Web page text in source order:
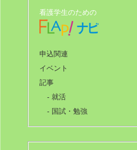
看護学生のための
申込関連
イベント
記事
- 就活
- 国試・勉強